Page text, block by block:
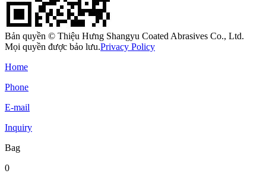
Bản quyền © Thiệu Hưng Shangyu Coated Abrasives Co., Ltd.
Mọi quyền được bảo lưu.Privacy Policy
Home
Phone
E-mail
Inquiry
Bag
0